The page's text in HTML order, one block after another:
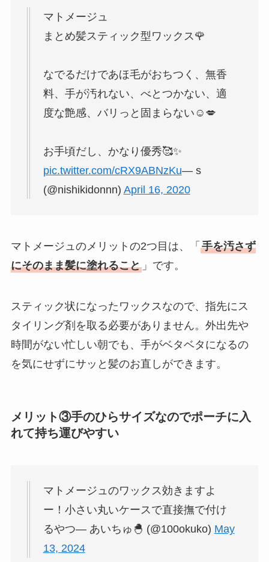
マトメージュ
まとめ髪スティック型ワックス🌹
なでるだけであほ毛がおちつく、無香
料、手が汚れない、べとつかない、適
度な艶感、バリっと固まらない☺️💋
お手頃だし、かなり優秀🥰✨
pic.twitter.com/cRX9ABNzKu— s
(@nishikidonnn) April 16, 2020
マトメージュのメリットの2つ目は、「 手を汚さず
にそのまま髪に塗れること」です。
スティック状になったワックスなので、指先にス
タイリング剤を取る必要がありません。外出先や
時間がない忙しい朝でも、手がベタベタになるの
を気にせずにサッと髪のお直しができます。
メリット③手のひらサイズなのでポーチに入
れて持ち運びやすい
マトメージュのワックス効きますよ
ー！小さい丸いケースで直接撫で付け
るやつ— あいちゅ🐣 (@100okuko) May
13, 2024